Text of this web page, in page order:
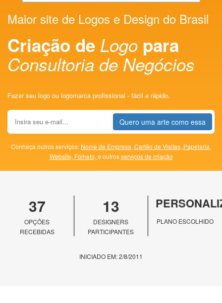
Maior site de Logos e Design do Brasil
Criação de Logo para
Consultoria de Negócios
Fazer seu logo ou logomarca profissional - fácil e rápido.
Quero uma arte como essa
Conheça outros serviços: Nome de Empresa, Cartão de Visitas, Papelaria,
Website, Folheto, e outrosserviços de criação
37
OPÇÕES
RECEBIDAS
13
DESIGNERS
PARTICIPANTES
PLANO ESCOLHIDO
INICIADO EM: 2/8/2011